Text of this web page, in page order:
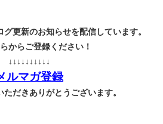
グ更新のお知らせを配信しています。
からご登録ください！
↓↓↓↓↓↓↓↓↓↓
ルマガ登録
だきありがとうございます。